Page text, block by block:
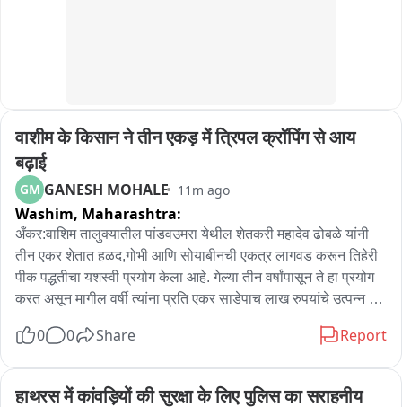
वाशीम के किसान ने तीन एकड़ में त्रिपल क्रॉपिंग से आय
बढ़ाई
GM GANESH MOHALE 11m ago
Washim, Maharashtra:
अँकर:वाशिम तालुक्यातील पांडवउमरा येथील शेतकरी महादेव ढोबळे यांनी
तीन एकर शेतात हळद,गोभी आणि सोयाबीनची एकत्र लागवड करून तिहेरी
पीक पद्धतीचा यशस्वी प्रयोग केला आहे. गेल्या तीन वर्षांपासून ते हा प्रयोग
करत असून मागील वर्षी त्यांना प्रति एकर साडेपाच लाख रुपयांचे उत्पन्न
त्यांनी आपल्या प्रयोगातून सिद्ध करून दाखवले आहे。
0 0 Share Report
हाथरस में कांवड़ियों की सुरक्षा के लिए पुलिस का सराहनीय